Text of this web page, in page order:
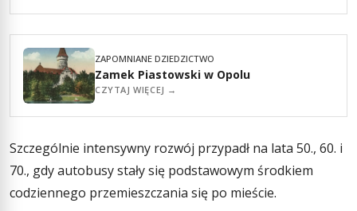
ZAPOMNIANE DZIEDZICTWO
Zamek Piastowski w Opolu
CZYTAJ WIĘCEJ →
Szczególnie intensywny rozwój przypadł na lata 50., 60. i
70., gdy autobusy stały się podstawowym środkiem
codziennego przemieszczania się po mieście.